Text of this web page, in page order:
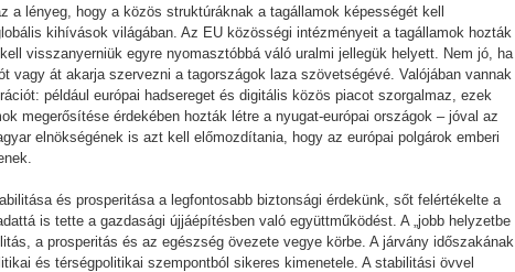
a lényeg, hogy a közös struktúráknak a tagállamok képességét kell
kihívások világában. Az EU közösségi intézményeit a tagállamok hozták
visszanyerniük egyre nyomasztóbbá váló uralmi jellegük helyett. Nem jó, ha
át akarja szervezni a tagországok laza szövetségévé. Valójában vannak
például európai hadsereget és digitális közös piacot szorgalmaz, ezek
megerősítése érdekében hozták létre a nyugat-európai országok – jóval az
elnökségének is azt kell előmozdítania, hogy az európai polgárok emberi
és prosperitása a legfontosabb biztonsági érdekünk, sőt felértékelte a
is tette a gazdasági újjáépítésben való együttműködést. A „jobb helyzetbe
a prosperitás és az egészség övezete vegye körbe. A járvány időszakának
és térségpolitikai szempontból sikeres kimenetele. A stabilitási övvel